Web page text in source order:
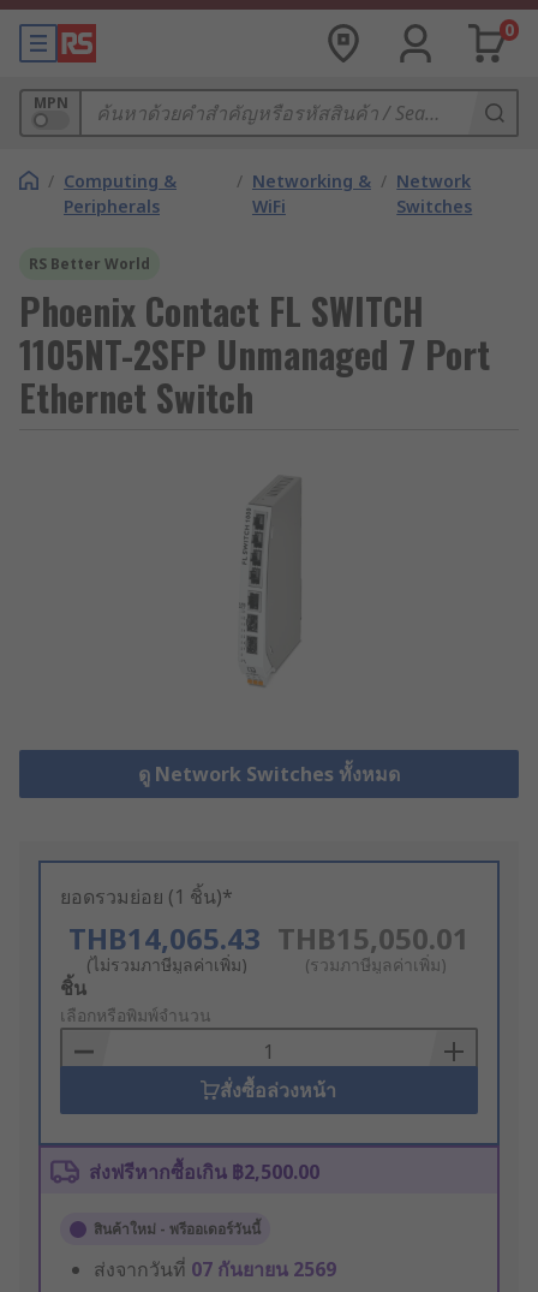
0
MPN
/ Computing &
Peripherals
/ Networking &
WiFi
/ Network
Switches
RS Better World
Phoenix Contact FL SWITCH
1105NT-2SFP Unmanaged 7 Port
Ethernet Switch
ดู Network Switches ทั้งหมด
ยอดรวมย่อย (1 ชิ้น)*
THB14,065.43
(ไม่รวมภาษีมูลค่าเพิ่ม)
THB15,050.01
(รวมภาษีมูลค่าเพิ่ม)
Add
to
Basket
ชิ้น
เลือกหรือพิมพ์จำนวน
สั่งซื้อล่วงหน้า
ส่งฟรีหากซื้อเกิน ฿2,500.00
สินค้าใหม่ - พรีออเดอร์วันนี้
ส่งจากวันที่ 07 กันยายน 2569